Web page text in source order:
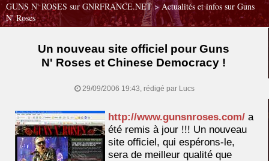
GUNS N' ROSES sur GNRFRANCE.NET>Actualités et infos sur Guns
N' Roses
Un nouveau site officiel pour Guns
N' Roses et Chinese Democracy !
29/09/2006 19:43, rédigé par Lucs
http://www.gunsnroses.com/ a
été remis à jour !!! Un nouveau
site officiel, qui espérons-le,
sera de meilleur qualité que